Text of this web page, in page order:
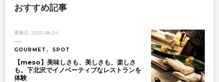
おすすめ記事
更新日: 2025-08-24
GOURMET SPOT
【meso】美味しさも、美しさも、楽しさ
も。下北沢でイノベーティブなレストランを
体験